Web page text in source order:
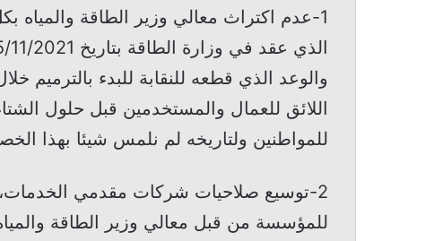
1-عدم اكتراث معالي وزير الطاقة والمياه
والوعد الذي قطعه للنقابة للبدء بالترميم
اللائق للعمال والمستخدمين قبل حلول
للمواطنين ولتاريخه لم نلمس شيئا بهذا
2-توسيع صلاحيات شركات مقدمي الخدمات،